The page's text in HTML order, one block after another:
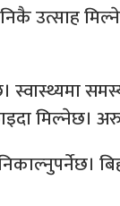
निकै उत्साह
स्वास्थ्यमा
मिल्नेछ। अरु